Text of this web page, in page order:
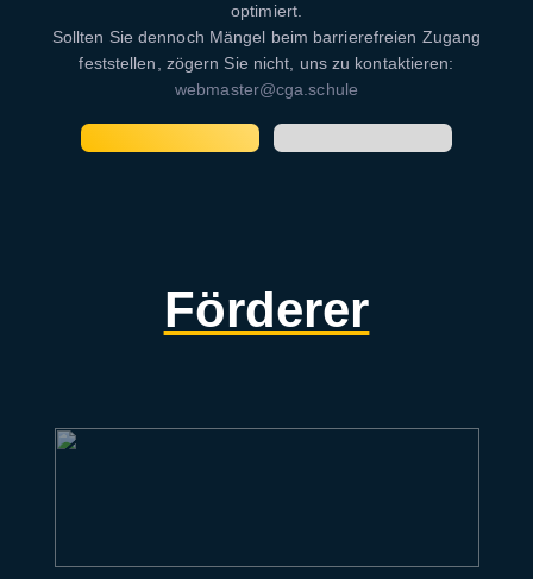
optimiert.
Sollten Sie dennoch Mängel beim barrierefreien Zugang
feststellen, zögern Sie nicht, uns zu kontaktieren:
webmaster@cga.schule
Förderer